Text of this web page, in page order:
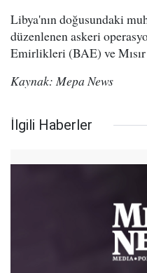
Libya'nın doğusundaki
düzenlenen askeri
Emirlikleri (BAE) ve
Kaynak: Mepa News
İlgili Haberler